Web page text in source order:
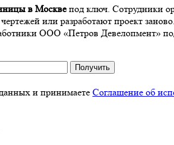
в Москвепод ключ. Сотрудники
или разработают проект
ООО «Петров Девелопмент»
Получить
и принимаете Соглашение об